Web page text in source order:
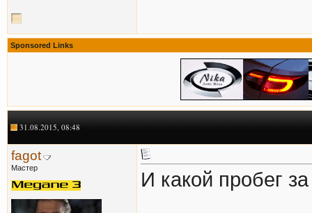
Sponsored Links
31.08.2015, 08:48
fagot
Мастер
И какой пробег